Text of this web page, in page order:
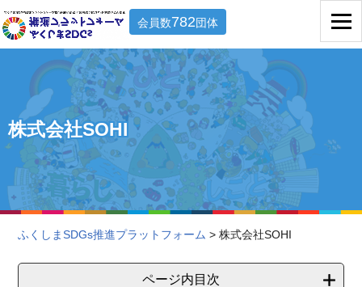
会員数782団体
株式会社SOHI
ふくしまSDGs推進プラットフォーム > 株式会社SOHI
ページ内目次